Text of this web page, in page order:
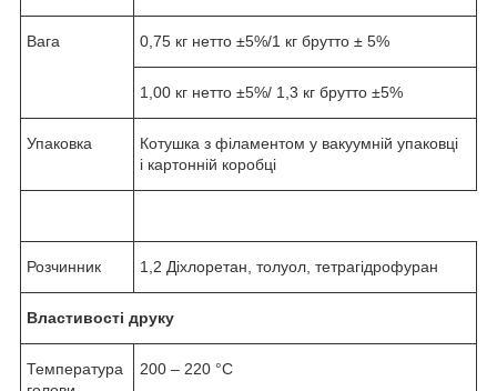
Вага 0,75 кг нетто ±5%/1 кг брутто ± 5%
1,00 кг нетто ±5%/ 1,3 кг брутто ±5%
Упаковка
Котушка з філаментом у вакуумній упаковці
і картонній коробці
Розчинник 1,2 Діхлоретан, толуол, тетрагідрофуран
Властивості друку
Температура
200 – 220 °С